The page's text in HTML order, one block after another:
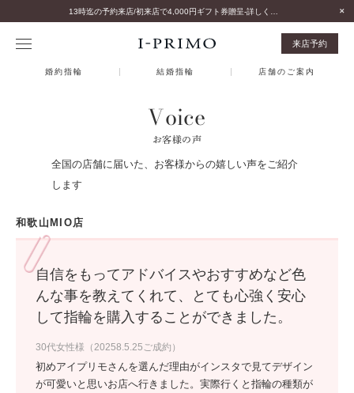
来店予約
婚約指輪 結婚指輪 店舗のご案内
Voice
お客様の声
全国の店舗に届いた、お客様からの嬉しい声をご紹介
します
和歌山MIO店
自信をもってアドバイスやおすすめなど色
んな事を教えてくれて、とても心強く安心
して指輪を購入することができました。
30代女性様（20258.5.25ご成約）
初めアイプリモさんを選んだ理由がインスタで見てデザイン
が可愛いと思いお店へ行きました。実際行くと指輪の種類が